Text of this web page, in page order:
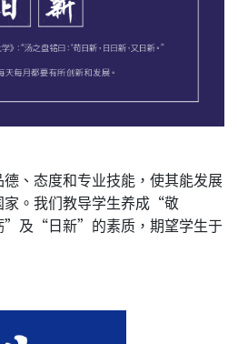
、态度和专业技能，使其能发展
家。我们教导学生养成“敬
“日新”的素质，期望学生于